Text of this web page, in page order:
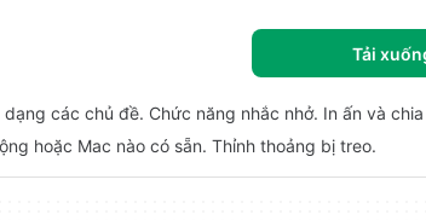
Tải
các chủ đề. Chức năng nhắc nhở. In ấn và
hoặc Mac nào có sẵn. Thỉnh thoảng bị treo.